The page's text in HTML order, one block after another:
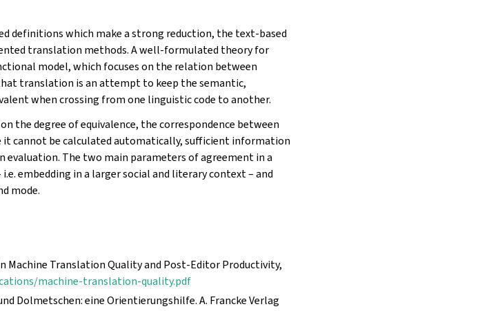
definitions which make a strong reduction, the text-based
translation methods. A well-formulated theory for
model, which focuses on the relation between
translation is an attempt to keep the semantic,
when crossing from one linguistic code to another.
the degree of equivalence, the correspondence between
cannot be calculated automatically, sufficient information
evaluation. The two main parameters of agreement in a
embedding in a larger social and literary context – and
mode.
Machine Translation Quality and Post-Editor Productivity,
machine-translation-quality.pdf
Dolmetschen: eine Orientierungshilfe. A. Francke Verlag